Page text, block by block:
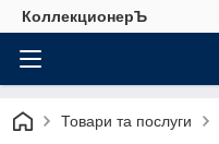
КоллекционерЪ
Товари та послуги